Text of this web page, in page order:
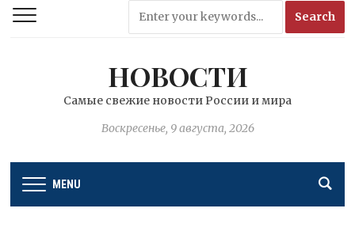
НОВОСТИ
Самые свежие новости России и мира
Воскресенье, 9 августа, 2026
MENU